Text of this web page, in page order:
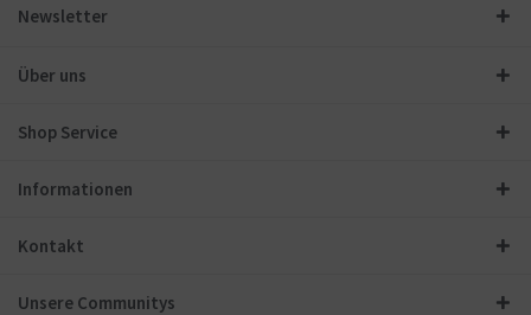
Newsletter
Über uns
Shop Service
Informationen
Kontakt
Unsere Communitys